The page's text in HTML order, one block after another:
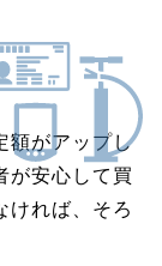
額がアップし
が安心して買
ければ、そろ